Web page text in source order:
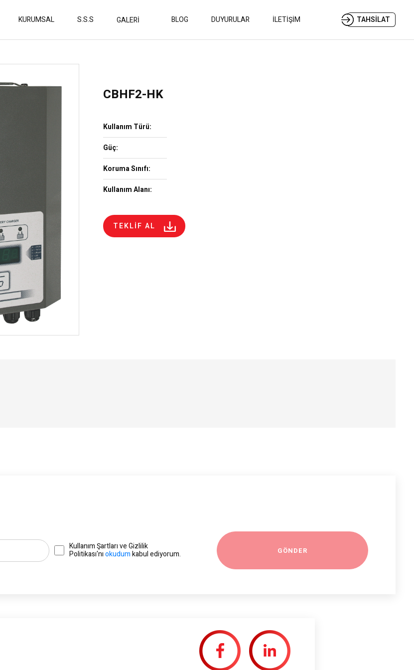
KURUMSAL S.S.S GALERİ BLOG DUYURULAR İLETİŞİM TAHSİLAT
CBHF2-HK
Kullanım Türü:
Güç:
Koruma Sınıfı:
Kullanım Alanı:
TEKLİF AL
Kullanım Şartları ve Gizlilik
Politikası'nıokudumkabul ediyorum.